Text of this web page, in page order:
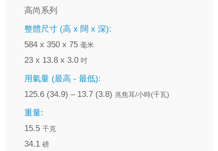
高尚系列
整體尺寸 (高 x 闊 x 深):
584 x 350 x 75 毫米
23 x 13.8 x 3.0 吋
用氣量 (最高 - 最低):
125.6 (34.9) – 13.7 (3.8) 兆焦耳/小時(千瓦)
重量:
15.5 千克
34.1 磅